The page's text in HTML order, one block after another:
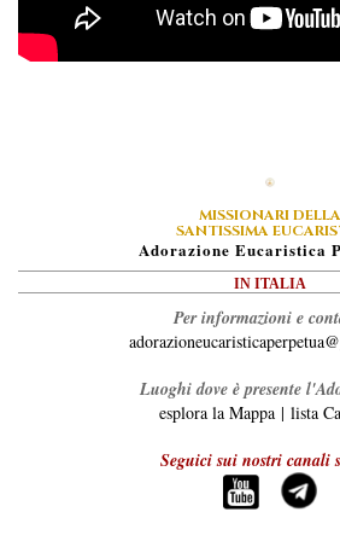
MISSIONARI DELLA
SANTISSIMA
ADorazione EUcaristica P
IN ITALIA
Per informazioni e
Luoghi dove è presente
esplora la Mappa| lista
Seguici sui nostri canali